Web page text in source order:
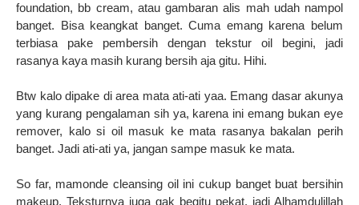
foundation, bb cream, atau gambaran alis mah udah nampol
banget. Bisa keangkat banget. Cuma emang karena belum
terbiasa pake pembersih dengan tekstur oil begini, jadi
rasanya kaya masih kurang bersih aja gitu. Hihi.
Btw kalo dipake di area mata ati-ati yaa. Emang dasar akunya
yang kurang pengalaman sih ya, karena ini emang bukan eye
remover, kalo si oil masuk ke mata rasanya bakalan perih
banget. Jadi ati-ati ya, jangan sampe masuk ke mata.
So far, mamonde cleansing oil ini cukup banget buat bersihin
makeup. Teksturnya juga gak begitu pekat, jadi Alhamdulillah